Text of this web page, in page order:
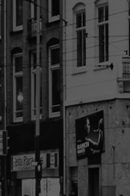
2312 KA Leiden
+31(0)71 – 52 84 480
info@kunsthuisleiden.nl
Lees meer